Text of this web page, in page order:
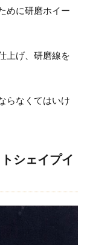
めに研磨ホイー
上げ、研磨線を
らなくてはいけ
シェイプイ